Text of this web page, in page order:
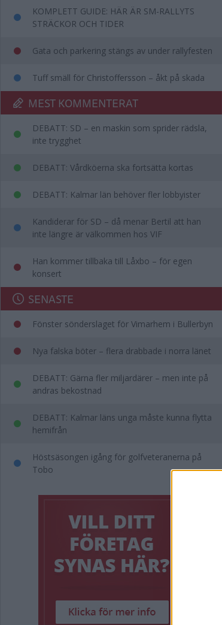
KOMPLETT GUIDE: HÄR ÄR SM-RALLYTS
STRÄCKOR OCH TIDER
Gata och parkering stängs av under rallyfesten
Tuff smäll för Christoffersson – åkt på skada
MEST KOMMENTERAT
DEBATT: SD – en maskin som sprider rädsla,
inte trygghet
DEBATT: Vårdköerna ska fortsätta kortas
DEBATT: Kalmar län behöver fler lobbyister
Kandiderar för SD – då menar Bertil att han
inte längre är välkommen hos VIF
Han kommer tillbaka till Låxbo – för egen
konsert
SENASTE
Fönster sönderslaget för Vimarhem i Bullerbyn
Nya falska böter – flera drabbade i norra länet
DEBATT: Gärna fler miljardärer – men inte på
andras bekostnad
DEBATT: Kalmar läns unga måste kunna flytta
hemifrån
Höstsäsongen igång för golfveteranerna på
Tobo